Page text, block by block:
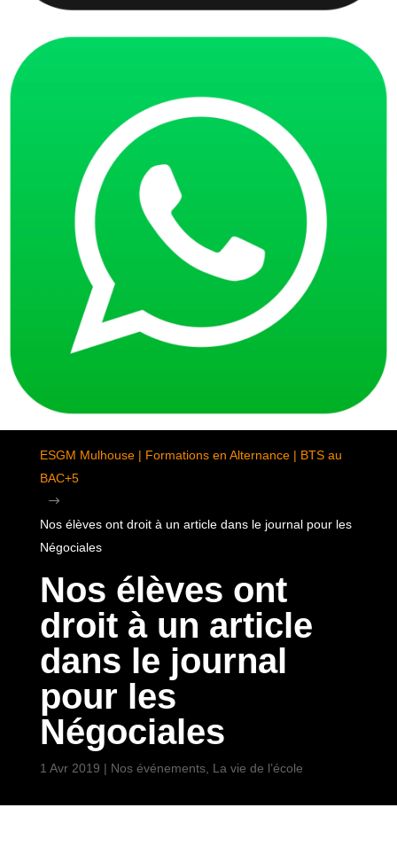
ESGM Mulhouse | Formations en Alternance | BTS au
BAC+5
$
Nos élèves ont droit à un article dans le journal pour les
Négociales
Nos élèves ont
droit à un article
dans le journal
pour les
Négociales
1 Avr 2019 | Nos événements, La vie de l’école